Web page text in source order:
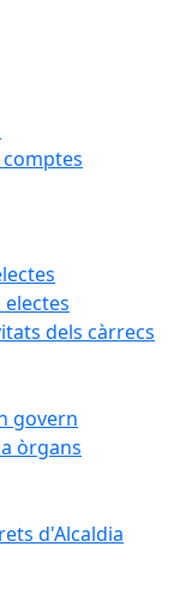
comptes
dels càrrecs
govern
òrgans
d'Alcaldia